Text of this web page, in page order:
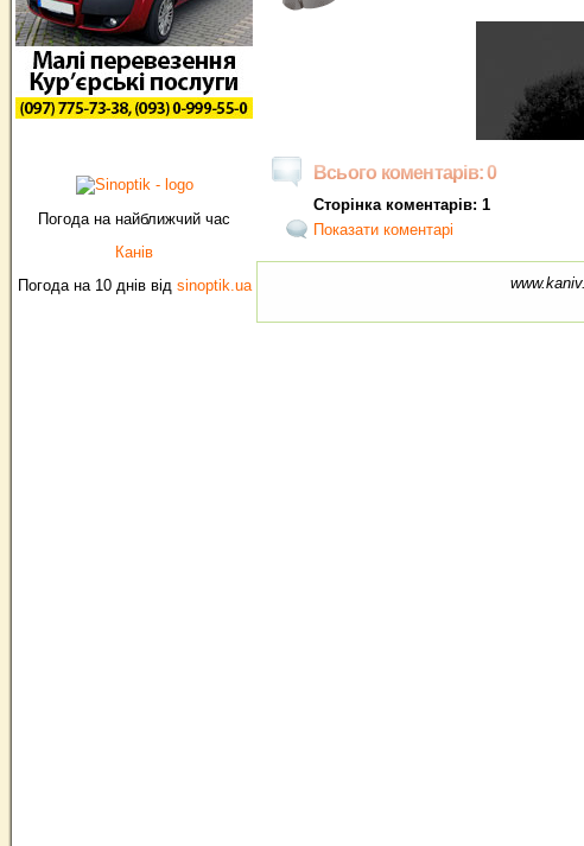
Погода на найближчий час
Канів
Погода на 10 днів від sinoptik.ua
Всього коментарів: 0
Сторінка коментарів: 1
Показати коментарі